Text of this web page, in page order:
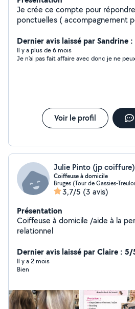
Je crée ce compte pour
ponctuelles ( accompagnement
ponctuelle , aide au ménage ponctuelle )
accès à des offreurs qui peuvent
pour tout ce qui est travaux ,
Dernier avis laissé par Sandrine
Il y a plus de 6 mois
Je n'ai pas fait affaire avec donc je ne
Voir le profil
Julie Pinto (jp coiffure)
Coiffeuse à domicile
Bruges (Tour de Gassies-
3,7/5 (3 avis)
Présentation
Coiffeuse à domicile /aide à la
relationnel
Dernier avis laissé par Claire : 5/
Il y a 2 mois
Bien